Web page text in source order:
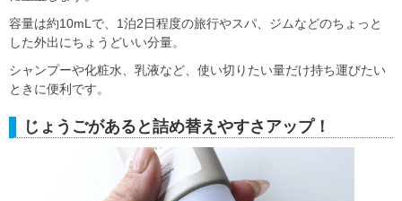
容量は約10mLで、1泊2日程度の旅行やスパ、ジムなどのちょっと
した外出にちょうどいい分量。
シャンプーや化粧水、乳液など、使い切りたい量だけ持ち運びたい
ときに便利です。
じょうごがあると詰め替えやすさアップ！